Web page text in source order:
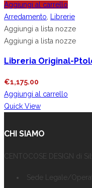
Aggiungi al carrello
Arredamento
Librerie
Aggiungi a lista nozze
Aggiungi a lista nozze
Libreria Original-
€1,175.00
Aggiungi al carrello
Quick View
CHI SIAMO
CENTOCOSE DESIGN di
Sede Legale/